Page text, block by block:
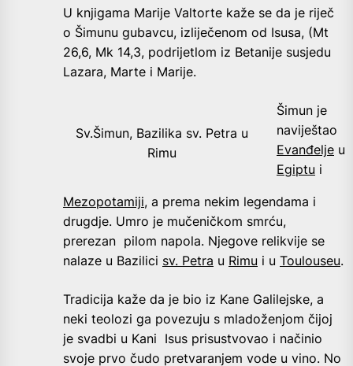
U knjigama Marije Valtorte kaže se da je riječ
o Šimunu gubavcu, izliječenom od Isusa, (Mt
26,6, Mk 14,3, podrijetlom iz Betanije susjedu
Lazara, Marte i Marije.
Sv.Šimun, Bazilika sv. Petra u
Rimu
Šimun je
naviještao
Evanđelje u
Egiptu i
Mezopotamiji, a prema nekim legendama i
drugdje. Umro je mučeničkom smrću,
prerezan pilom napola. Njegove relikvije se
nalaze u Bazilici sv. Petra u Rimu i u Toulouseu.
Tradicija kaže da je bio iz Kane Galilejske, a
neki teolozi ga povezuju s mladoženjom čijoj
je svadbi u Kani Isus prisustvovao i načinio
svoje prvo čudo pretvaranjem vode u vino. No